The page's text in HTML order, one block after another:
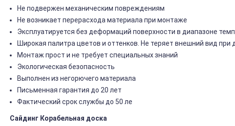
Не подвержен механическим повреждениям
Не возникает перерасхода материала при монтаже
Эксплуатируется без деформаций поверхности в диапазоне
Широкая палитра цветов и оттенков. Не теряет внешний вид при
Монтаж прост и не требует специальных знаний
Экологическая безопасность
Выполнен из негорючего материала
Письменная гарантия до 20 лет
Фактический срок службы до 50 ле
Сайдинг Корабельная доска